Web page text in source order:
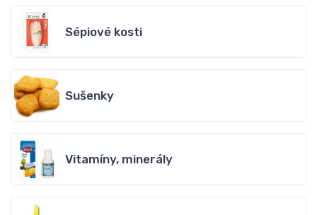
Sépiové kosti
Sušenky
Vitamíny, minerály